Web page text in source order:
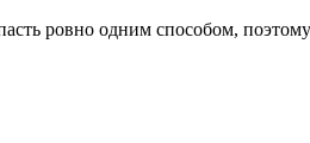
ровно одним способом, поэтому